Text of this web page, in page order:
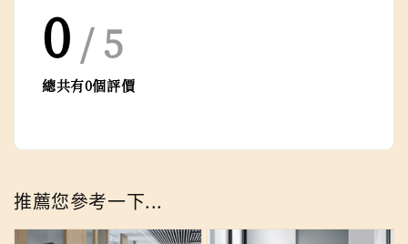
0 / 5
總共有0個評價
推薦您參考一下...